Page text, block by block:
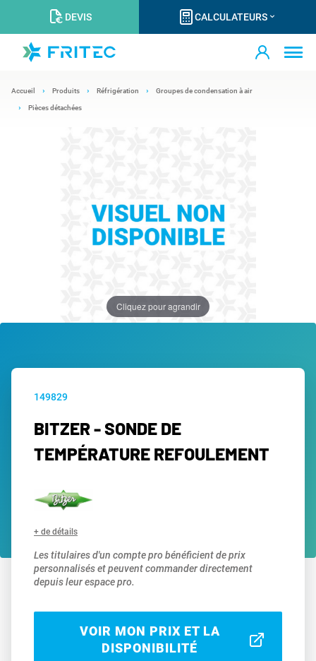
DEVIS CALCULATEURS
Accueil Produits Réfrigération Groupes de condensation à air
Pièces détachées
Cliquez pour agrandir
149829
BITZER - SONDE DE
TEMPÉRATURE REFOULEMENT
+ de détails
Les titulaires d'un compte pro bénéficient de prix
personnalisés et peuvent commander directement
depuis leur espace pro.
VOIR MON PRIX ET LA
DISPONIBILITÉ